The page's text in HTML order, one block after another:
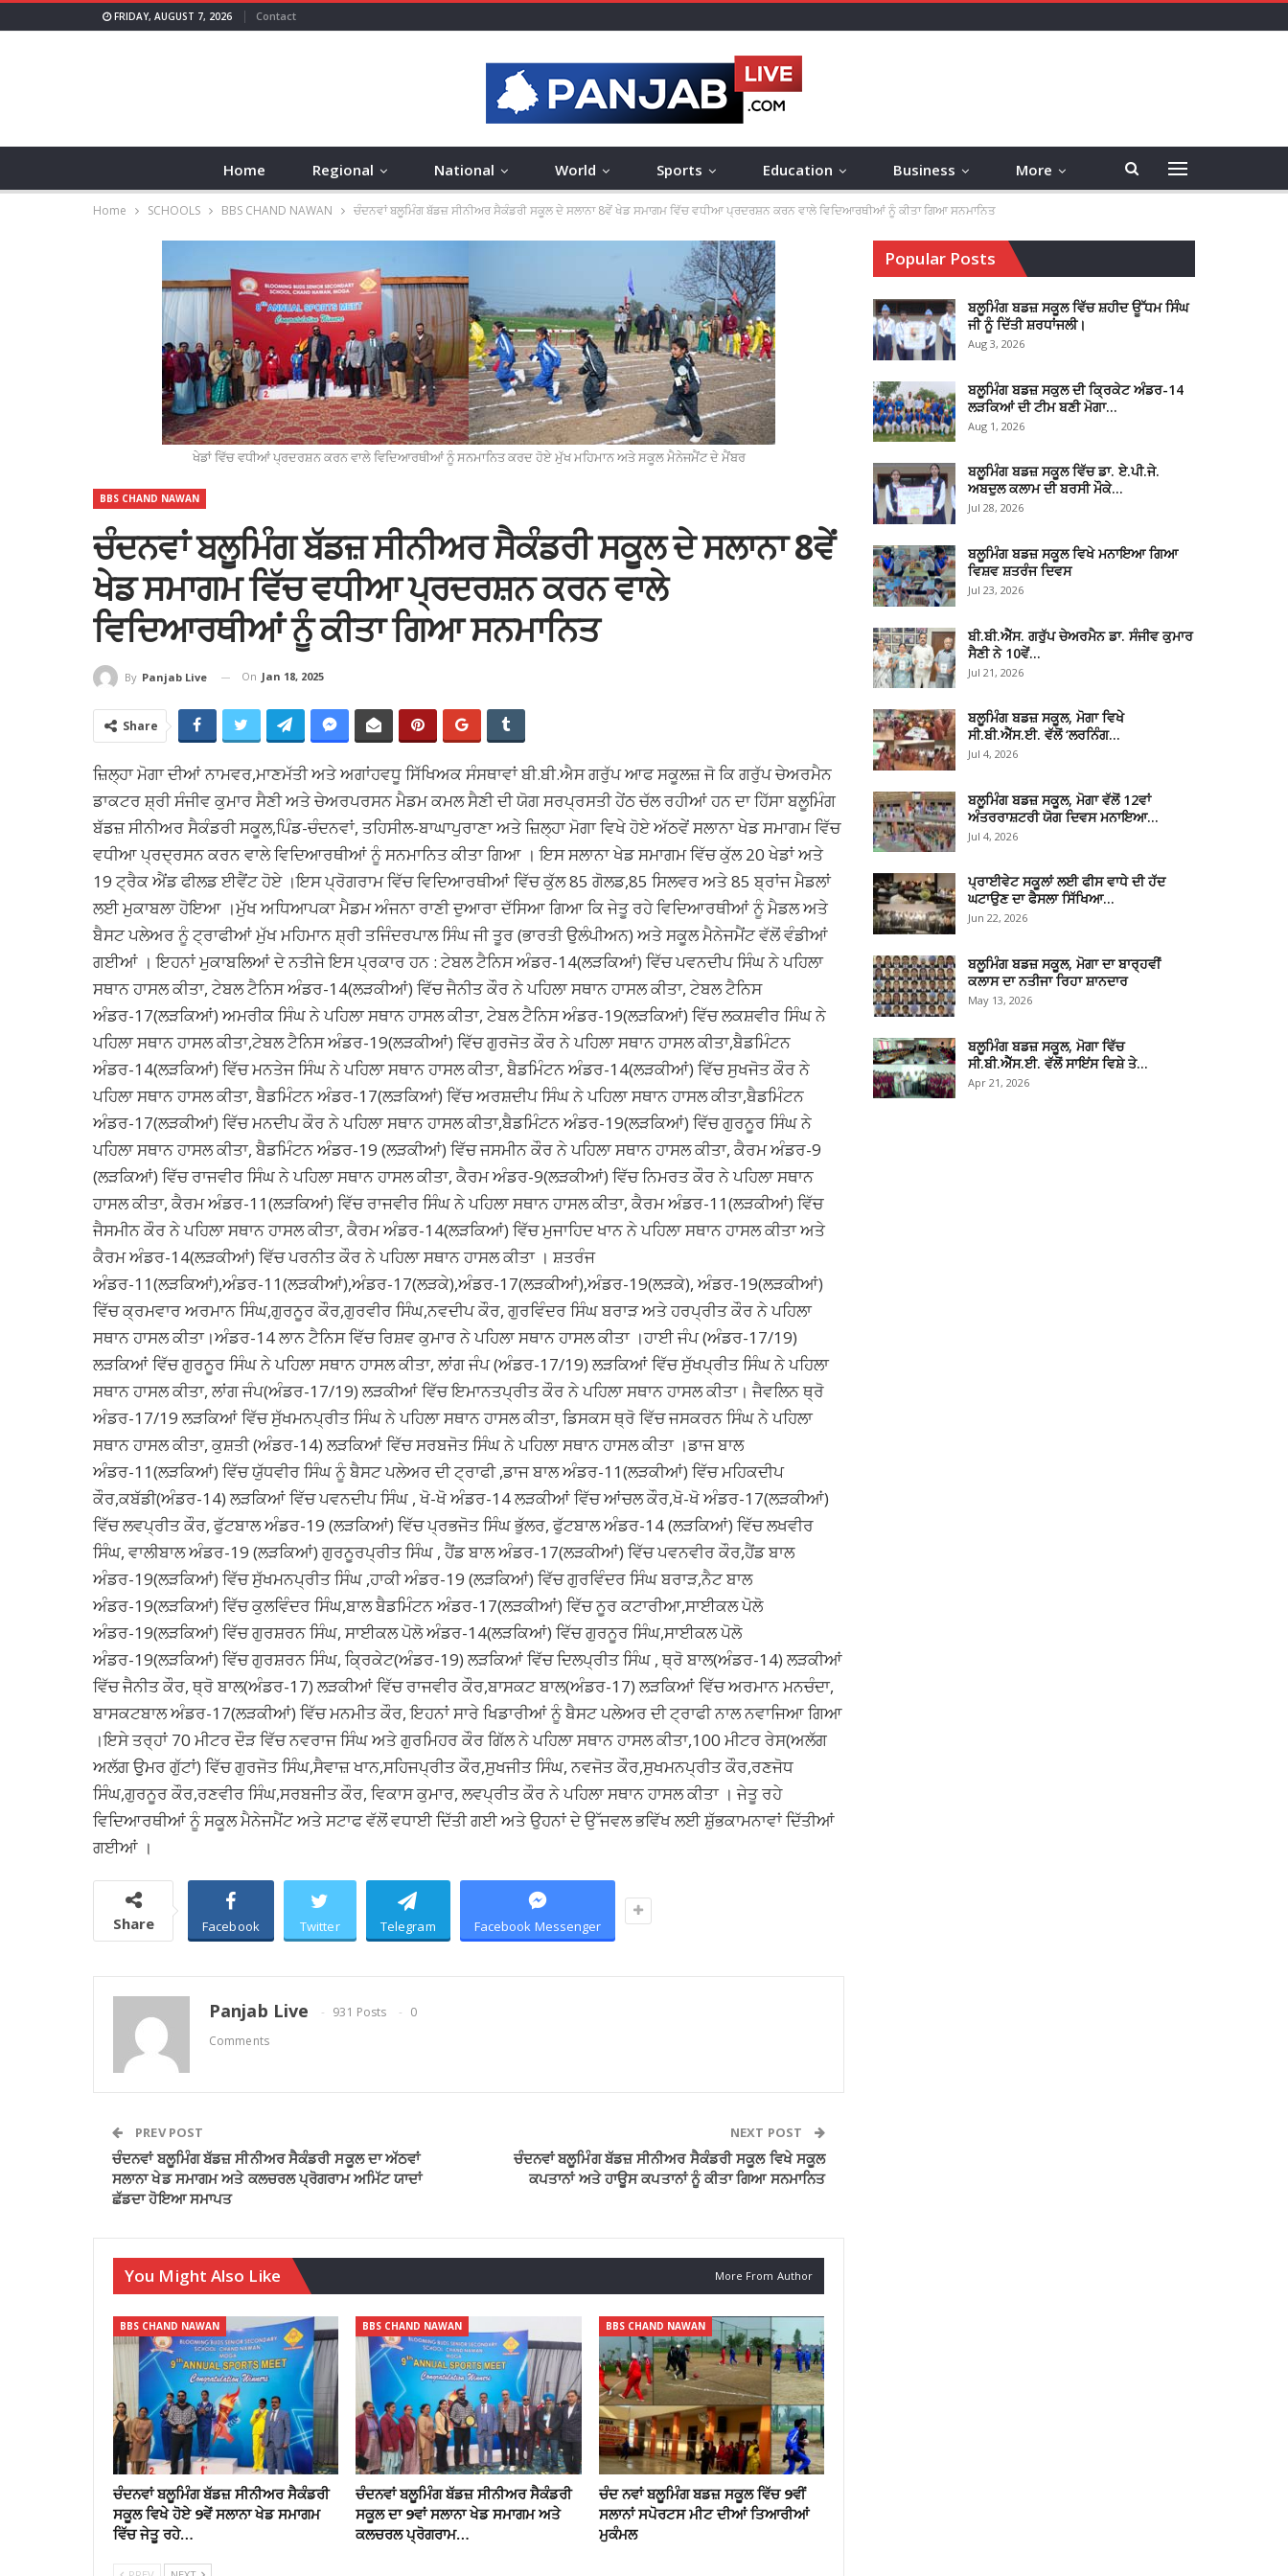
FRIDAY, AUGUST 7, 2026 Contact
Home Regional National World Sports Education Business More
Home SCHOOLS BBS CHAND NAWAN ਚੰਦਨਵਾਂ ਬਲੂਮਿੰਗ ਬੱਡਜ਼ ਸੀਨੀਅਰ ਸੈਕੰਡਰੀ ਸਕੂਲ ਦੇ ਸਲਾਨਾ 8ਵੇਂ ਖੇਡ ਸਮਾਗਮ ਵਿੱਚ ਵਧੀਆ ਪ੍ਰਦਰਸ਼ਨ ਕਰਨ ਵਾਲੇ ਵਿਦਿਆਰਥੀਆਂ ਨੂੰ ਕੀਤਾ ਗਿਆ ਸਨਮਾਨਿਤ
ਖੇਡਾਂ ਵਿੱਚ ਵਧੀਆਂ ਪ੍ਰਦਰਸ਼ਨ ਕਰਨ ਵਾਲੇ ਵਿਦਿਆਰਥੀਆਂ ਨੂੰ ਸਨਮਾਨਿਤ ਕਰਦ ਹੋਏ ਮੁੱਖ ਮਹਿਮਾਨ ਅਤੇ ਸਕੂਲ ਮੈਨੇਜਮੈਂਟ ਦੇ ਮੈਂਬਰ
BBS CHAND NAWAN
ਚੰਦਨਵਾਂ ਬਲੂਮਿੰਗ ਬੱਡਜ਼ ਸੀਨੀਅਰ ਸੈਕੰਡਰੀ ਸਕੂਲ ਦੇ ਸਲਾਨਾ 8ਵੇਂ
ਖੇਡ ਸਮਾਗਮ ਵਿੱਚ ਵਧੀਆ ਪ੍ਰਦਰਸ਼ਨ ਕਰਨ ਵਾਲੇ
ਵਿਦਿਆਰਥੀਆਂ ਨੂੰ ਕੀਤਾ ਗਿਆ ਸਨਮਾਨਿਤ
By Panjab Live On Jan 18, 2025
Share
ਜ਼ਿਲ੍ਹਾ ਮੋਗਾ ਦੀਆਂ ਨਾਮਵਰ,ਮਾਣਮੱਤੀ ਅਤੇ ਅਗਾਂਹਵਧੂ ਸਿੱਖਿਅਕ ਸੰਸਥਾਵਾਂ ਬੀ.ਬੀ.ਐਸ ਗਰੁੱਪ ਆਫ ਸਕੂਲਜ਼ ਜੋ ਕਿ ਗਰੁੱਪ ਚੇਅਰਮੈਨ
ਡਾਕਟਰ ਸ਼੍ਰੀ ਸੰਜੀਵ ਕੁਮਾਰ ਸੈਣੀ ਅਤੇ ਚੇਅਰਪਰਸਨ ਮੈਡਮ ਕਮਲ ਸੈਣੀ ਦੀ ਯੋਗ ਸਰਪ੍ਰਸਤੀ ਹੇਂਠ ਚੱਲ ਰਹੀਆਂ ਹਨ ਦਾ ਹਿੱਸਾ ਬਲੂਮਿੰਗ
ਬੱਡਜ਼ ਸੀਨੀਅਰ ਸੈਕੰਡਰੀ ਸਕੂਲ,ਪਿੰਡ-ਚੰਦਨਵਾਂ, ਤਹਿਸੀਲ-ਬਾਘਾਪੁਰਾਣਾ ਅਤੇ ਜ਼ਿਲ੍ਹਾ ਮੋਗਾ ਵਿਖੇ ਹੋਏ ਅੱਠਵੇਂ ਸਲਾਨਾ ਖੇਡ ਸਮਾਗਮ ਵਿੱਚ
ਵਧੀਆ ਪ੍ਰਦ੍ਰਸਨ ਕਰਨ ਵਾਲੇ ਵਿਦਿਆਰਥੀਆਂ ਨੂੰ ਸਨਮਾਨਿਤ ਕੀਤਾ ਗਿਆ । ਇਸ ਸਲਾਨਾ ਖੇਡ ਸਮਾਗਮ ਵਿੱਚ ਕੁੱਲ 20 ਖੇਡਾਂ ਅਤੇ
19 ਟ੍ਰੈਕ ਐਂਡ ਫੀਲਡ ਈਵੈਂਟ ਹੋਏ ।ਇਸ ਪ੍ਰੋਗਰਾਮ ਵਿੱਚ ਵਿਦਿਆਰਥੀਆਂ ਵਿੱਚ ਕੁੱਲ 85 ਗੋਲਡ,85 ਸਿਲਵਰ ਅਤੇ 85 ਬ੍ਰਾਂਜ ਮੈਡਲਾਂ
ਲਈ ਮੁਕਾਬਲਾ ਹੋਇਆ ।ਮੁੱਖ ਅਧਿਆਪਕਾ ਮੈਡਮ ਅੰਜਨਾ ਰਾਣੀ ਦੁਆਰਾ ਦੱਸਿਆ ਗਿਆ ਕਿ ਜੇਤੂ ਰਹੇ ਵਿਦਿਆਰਥੀਆਂ ਨੂੰ ਮੈਡਲ ਅਤੇ
ਬੈਸਟ ਪਲੇਅਰ ਨੂੰ ਟ੍ਰਾਫੀਆਂ ਮੁੱਖ ਮਹਿਮਾਨ ਸ਼੍ਰੀ ਤਜਿੰਦਰਪਾਲ ਸਿੰਘ ਜੀ ਤੂਰ (ਭਾਰਤੀ ਉਲੰਪੀਅਨ) ਅਤੇ ਸਕੂਲ ਮੈਨੇਜਮੈਂਟ ਵੱਲੋਂ ਵੰਡੀਆਂ
ਗਈਆਂ । ਇਹਨਾਂ ਮੁਕਾਬਲਿਆਂ ਦੇ ਨਤੀਜੇ ਇਸ ਪ੍ਰਕਾਰ ਹਨ : ਟੇਬਲ ਟੈਨਿਸ ਅੰਡਰ-14(ਲੜਕਿਆਂ) ਵਿੱਚ ਪਵਨਦੀਪ ਸਿੰਘ ਨੇ ਪਹਿਲਾ
ਸਥਾਨ ਹਾਸਲ ਕੀਤਾ, ਟੇਬਲ ਟੈਨਿਸ ਅੰਡਰ-14(ਲੜਕੀਆਂ) ਵਿੱਚ ਜੈਨੀਤ ਕੌਰ ਨੇ ਪਹਿਲਾ ਸਥਾਨ ਹਾਸਲ ਕੀਤਾ, ਟੇਬਲ ਟੈਨਿਸ
ਅੰਡਰ-17(ਲੜਕਿਆਂ) ਅਮਰੀਕ ਸਿੰਘ ਨੇ ਪਹਿਲਾ ਸਥਾਨ ਹਾਸਲ ਕੀਤਾ, ਟੇਬਲ ਟੈਨਿਸ ਅੰਡਰ-19(ਲੜਕਿਆਂ) ਵਿੱਚ ਲਕਸ਼ਵੀਰ ਸਿੰਘ ਨੇ
ਪਹਿਲਾ ਸਥਾਨ ਹਾਸਲ ਕੀਤਾ,ਟੇਬਲ ਟੈਨਿਸ ਅੰਡਰ-19(ਲੜਕੀਆਂ) ਵਿੱਚ ਗੁਰਜੋਤ ਕੌਰ ਨੇ ਪਹਿਲਾ ਸਥਾਨ ਹਾਸਲ ਕੀਤਾ,ਬੈਡਮਿੰਟਨ
ਅੰਡਰ-14(ਲੜਕਿਆਂ) ਵਿੱਚ ਮਨਤੇਜ ਸਿੰਘ ਨੇ ਪਹਿਲਾ ਸਥਾਨ ਹਾਸਲ ਕੀਤਾ, ਬੈਡਮਿੰਟਨ ਅੰਡਰ-14(ਲੜਕੀਆਂ) ਵਿੱਚ ਸੁਖਜੋਤ ਕੌਰ ਨੇ
ਪਹਿਲਾ ਸਥਾਨ ਹਾਸਲ ਕੀਤਾ, ਬੈਡਮਿੰਟਨ ਅੰਡਰ-17(ਲੜਕਿਆਂ) ਵਿੱਚ ਅਰਸ਼ਦੀਪ ਸਿੰਘ ਨੇ ਪਹਿਲਾ ਸਥਾਨ ਹਾਸਲ ਕੀਤਾ,ਬੈਡਮਿੰਟਨ
ਅੰਡਰ-17(ਲੜਕੀਆਂ) ਵਿੱਚ ਮਨਦੀਪ ਕੌਰ ਨੇ ਪਹਿਲਾ ਸਥਾਨ ਹਾਸਲ ਕੀਤਾ,ਬੈਡਮਿੰਟਨ ਅੰਡਰ-19(ਲੜਕਿਆਂ) ਵਿੱਚ ਗੁਰਨੂਰ ਸਿੰਘ ਨੇ
ਪਹਿਲਾ ਸਥਾਨ ਹਾਸਲ ਕੀਤਾ, ਬੈਡਮਿੰਟਨ ਅੰਡਰ-19 (ਲੜਕੀਆਂ) ਵਿੱਚ ਜਸਮੀਨ ਕੌਰ ਨੇ ਪਹਿਲਾ ਸਥਾਨ ਹਾਸਲ ਕੀਤਾ, ਕੈਰਮ ਅੰਡਰ-9
(ਲੜਕਿਆਂ) ਵਿੱਚ ਰਾਜਵੀਰ ਸਿੰਘ ਨੇ ਪਹਿਲਾ ਸਥਾਨ ਹਾਸਲ ਕੀਤਾ, ਕੈਰਮ ਅੰਡਰ-9(ਲੜਕੀਆਂ) ਵਿੱਚ ਨਿਮਰਤ ਕੌਰ ਨੇ ਪਹਿਲਾ ਸਥਾਨ
ਹਾਸਲ ਕੀਤਾ, ਕੈਰਮ ਅੰਡਰ-11(ਲੜਕਿਆਂ) ਵਿੱਚ ਰਾਜਵੀਰ ਸਿੰਘ ਨੇ ਪਹਿਲਾ ਸਥਾਨ ਹਾਸਲ ਕੀਤਾ, ਕੈਰਮ ਅੰਡਰ-11(ਲੜਕੀਆਂ) ਵਿੱਚ
ਜੈਸਮੀਨ ਕੌਰ ਨੇ ਪਹਿਲਾ ਸਥਾਨ ਹਾਸਲ ਕੀਤਾ, ਕੈਰਮ ਅੰਡਰ-14(ਲੜਕਿਆਂ) ਵਿੱਚ ਮੁਜਾਹਿਦ ਖਾਨ ਨੇ ਪਹਿਲਾ ਸਥਾਨ ਹਾਸਲ ਕੀਤਾ ਅਤੇ
ਕੈਰਮ ਅੰਡਰ-14(ਲੜਕੀਆਂ) ਵਿੱਚ ਪਰਨੀਤ ਕੌਰ ਨੇ ਪਹਿਲਾ ਸਥਾਨ ਹਾਸਲ ਕੀਤਾ । ਸ਼ਤਰੰਜ
ਅੰਡਰ-11(ਲੜਕਿਆਂ),ਅੰਡਰ-11(ਲੜਕੀਆਂ),ਅੰਡਰ-17(ਲੜਕੇ),ਅੰਡਰ-17(ਲੜਕੀਆਂ),ਅੰਡਰ-19(ਲੜਕੇ), ਅੰਡਰ-19(ਲੜਕੀਆਂ)
ਵਿੱਚ ਕ੍ਰਮਵਾਰ ਅਰਮਾਨ ਸਿੰਘ,ਗੁਰਨੂਰ ਕੌਰ,ਗੁਰਵੀਰ ਸਿੰਘ,ਨਵਦੀਪ ਕੌਰ, ਗੁਰਵਿੰਦਰ ਸਿੰਘ ਬਰਾੜ ਅਤੇ ਹਰਪ੍ਰੀਤ ਕੌਰ ਨੇ ਪਹਿਲਾ
ਸਥਾਨ ਹਾਸਲ ਕੀਤਾ।ਅੰਡਰ-14 ਲਾਨ ਟੈਨਿਸ ਵਿੱਚ ਰਿਸ਼ਵ ਕੁਮਾਰ ਨੇ ਪਹਿਲਾ ਸਥਾਨ ਹਾਸਲ ਕੀਤਾ ।ਹਾਈ ਜੰਪ (ਅੰਡਰ-17/19)
ਲੜਕਿਆਂ ਵਿੱਚ ਗੁਰਨੂਰ ਸਿੰਘ ਨੇ ਪਹਿਲਾ ਸਥਾਨ ਹਾਸਲ ਕੀਤਾ, ਲਾਂਗ ਜੰਪ (ਅੰਡਰ-17/19) ਲੜਕਿਆਂ ਵਿੱਚ ਸੁੱਖਪ੍ਰੀਤ ਸਿੰਘ ਨੇ ਪਹਿਲਾ
ਸਥਾਨ ਹਾਸਲ ਕੀਤਾ, ਲਾਂਗ ਜੰਪ(ਅੰਡਰ-17/19) ਲੜਕੀਆਂ ਵਿੱਚ ਇਮਾਨਤਪ੍ਰੀਤ ਕੌਰ ਨੇ ਪਹਿਲਾ ਸਥਾਨ ਹਾਸਲ ਕੀਤਾ। ਜੈਵਲਿਨ ਥ੍ਰੋ
ਅੰਡਰ-17/19 ਲੜਕਿਆਂ ਵਿੱਚ ਸੁੱਖਮਨਪ੍ਰੀਤ ਸਿੰਘ ਨੇ ਪਹਿਲਾ ਸਥਾਨ ਹਾਸਲ ਕੀਤਾ, ਡਿਸਕਸ ਥ੍ਰੋ ਵਿੱਚ ਜਸਕਰਨ ਸਿੰਘ ਨੇ ਪਹਿਲਾ
ਸਥਾਨ ਹਾਸਲ ਕੀਤਾ, ਕੁਸ਼ਤੀ (ਅੰਡਰ-14) ਲੜਕਿਆਂ ਵਿੱਚ ਸਰਬਜੋਤ ਸਿੰਘ ਨੇ ਪਹਿਲਾ ਸਥਾਨ ਹਾਸਲ ਕੀਤਾ ।ਡਾਜ ਬਾਲ
ਅੰਡਰ-11(ਲੜਕਿਆਂ) ਵਿੱਚ ਯੁੱਧਵੀਰ ਸਿੰਘ ਨੂੰ ਬੈਸਟ ਪਲੇਅਰ ਦੀ ਟ੍ਰਾਫੀ ,ਡਾਜ ਬਾਲ ਅੰਡਰ-11(ਲੜਕੀਆਂ) ਵਿੱਚ ਮਹਿਕਦੀਪ
ਕੌਰ,ਕਬੱਡੀ(ਅੰਡਰ-14) ਲੜਕਿਆਂ ਵਿੱਚ ਪਵਨਦੀਪ ਸਿੰਘ , ਖੋ-ਖੋ ਅੰਡਰ-14 ਲੜਕੀਆਂ ਵਿੱਚ ਆਂਚਲ ਕੌਰ,ਖੋ-ਖੋ ਅੰਡਰ-17(ਲੜਕੀਆਂ)
ਵਿੱਚ ਲਵਪ੍ਰੀਤ ਕੌਰ, ਫੁੱਟਬਾਲ ਅੰਡਰ-19 (ਲੜਕਿਆਂ) ਵਿੱਚ ਪ੍ਰਭਜੋਤ ਸਿੰਘ ਭੁੱਲਰ, ਫੁੱਟਬਾਲ ਅੰਡਰ-14 (ਲੜਕਿਆਂ) ਵਿੱਚ ਲਖਵੀਰ
ਸਿੰਘ, ਵਾਲੀਬਾਲ ਅੰਡਰ-19 (ਲੜਕਿਆਂ) ਗੁਰਨੂਰਪ੍ਰੀਤ ਸਿੰਘ , ਹੈਂਡ ਬਾਲ ਅੰਡਰ-17(ਲੜਕੀਆਂ) ਵਿੱਚ ਪਵਨਵੀਰ ਕੌਰ,ਹੈਂਡ ਬਾਲ
ਅੰਡਰ-19(ਲੜਕਿਆਂ) ਵਿੱਚ ਸੁੱਖਮਨਪ੍ਰੀਤ ਸਿੰਘ ,ਹਾਕੀ ਅੰਡਰ-19 (ਲੜਕਿਆਂ) ਵਿੱਚ ਗੁਰਵਿੰਦਰ ਸਿੰਘ ਬਰਾੜ,ਨੈਟ ਬਾਲ
ਅੰਡਰ-19(ਲੜਕਿਆਂ) ਵਿੱਚ ਕੁਲਵਿੰਦਰ ਸਿੰਘ,ਬਾਲ ਬੈਡਮਿੰਟਨ ਅੰਡਰ-17(ਲੜਕੀਆਂ) ਵਿੱਚ ਨੂਰ ਕਟਾਰੀਆ,ਸਾਈਕਲ ਪੋਲੋ
ਅੰਡਰ-19(ਲੜਕਿਆਂ) ਵਿੱਚ ਗੁਰਸ਼ਰਨ ਸਿੰਘ, ਸਾਈਕਲ ਪੋਲੋ ਅੰਡਰ-14(ਲੜਕਿਆਂ) ਵਿੱਚ ਗੁਰਨੂਰ ਸਿੰਘ,ਸਾਈਕਲ ਪੋਲੋ
ਅੰਡਰ-19(ਲੜਕਿਆਂ) ਵਿੱਚ ਗੁਰਸ਼ਰਨ ਸਿੰਘ, ਕ੍ਰਿਕੇਟ(ਅੰਡਰ-19) ਲੜਕਿਆਂ ਵਿੱਚ ਦਿਲਪ੍ਰੀਤ ਸਿੰਘ , ਥ੍ਰੋ ਬਾਲ(ਅੰਡਰ-14) ਲੜਕੀਆਂ
ਵਿੱਚ ਜੈਨੀਤ ਕੌਰ, ਥ੍ਰੋ ਬਾਲ(ਅੰਡਰ-17) ਲੜਕੀਆਂ ਵਿੱਚ ਰਾਜਵੀਰ ਕੌਰ,ਬਾਸਕਟ ਬਾਲ(ਅੰਡਰ-17) ਲੜਕਿਆਂ ਵਿੱਚ ਅਰਮਾਨ ਮਨਚੰਦਾ,
ਬਾਸਕਟਬਾਲ ਅੰਡਰ-17(ਲੜਕੀਆਂ) ਵਿੱਚ ਮਨਮੀਤ ਕੌਰ, ਇਹਨਾਂ ਸਾਰੇ ਖਿਡਾਰੀਆਂ ਨੂੰ ਬੈਸਟ ਪਲੇਅਰ ਦੀ ਟ੍ਰਾਫੀ ਨਾਲ ਨਵਾਜਿਆ ਗਿਆ
।ਇਸੇ ਤਰ੍ਹਾਂ 70 ਮੀਟਰ ਦੌੜ ਵਿੱਚ ਨਵਰਾਜ ਸਿੰਘ ਅਤੇ ਗੁਰਮਿਹਰ ਕੌਰ ਗਿੱਲ ਨੇ ਪਹਿਲਾ ਸਥਾਨ ਹਾਸਲ ਕੀਤਾ,100 ਮੀਟਰ ਰੇਸ(ਅਲੱਗ
ਅਲੱਗ ਉੁਮਰ ਗੁੱਟਾਂ) ਵਿੱਚ ਗੁਰਜੋਤ ਸਿੰਘ,ਸੈਵਾਜ਼ ਖਾਨ,ਸਹਿਜਪ੍ਰੀਤ ਕੌਰ,ਸੁਖਜੀਤ ਸਿੰਘ, ਨਵਜੋਤ ਕੌਰ,ਸੁਖਮਨਪ੍ਰੀਤ ਕੌਰ,ਰਣਜੋਧ
ਸਿੰਘ,ਗੁਰਨੂਰ ਕੌਰ,ਰਣਵੀਰ ਸਿੰਘ,ਸਰਬਜੀਤ ਕੌਰ, ਵਿਕਾਸ ਕੁਮਾਰ, ਲਵਪ੍ਰੀਤ ਕੌਰ ਨੇ ਪਹਿਲਾ ਸਥਾਨ ਹਾਸਲ ਕੀਤਾ । ਜੇਤੂ ਰਹੇ
ਵਿਦਿਆਰਥੀਆਂ ਨੂੰ ਸਕੂਲ ਮੈਨੇਜਮੈਂਟ ਅਤੇ ਸਟਾਫ ਵੱਲੋਂ ਵਧਾਈ ਦਿੱਤੀ ਗਈ ਅਤੇ ਉਹਨਾਂ ਦੇ ਉੱਜਵਲ ਭਵਿੱਖ ਲਈ ਸ਼ੁੱਭਕਾਮਨਾਵਾਂ ਦਿੱਤੀਆਂ
ਗਈਆਂ ।
Share Facebook Twitter Telegram Facebook Messenger
Panjab Live 931 Posts
0
Comments
PREV POST
ਚੰਦਨਵਾਂ ਬਲੂਮਿੰਗ ਬੱਡਜ਼ ਸੀਨੀਅਰ ਸੈਕੰਡਰੀ ਸਕੂਲ ਦਾ ਅੱਠਵਾਂ
ਸਲਾਨਾ ਖੇਡ ਸਮਾਗਮ ਅਤੇ ਕਲਚਰਲ ਪ੍ਰੋਗਰਾਮ ਅਮਿੱਟ ਯਾਦਾਂ
ਛੱਡਦਾ ਹੋਇਆ ਸਮਾਪਤ
NEXT POST
ਚੰਦਨਵਾਂ ਬਲੂਮਿੰਗ ਬੱਡਜ਼ ਸੀਨੀਅਰ ਸੈਕੰਡਰੀ ਸਕੂਲ ਵਿਖੇ ਸਕੂਲ
ਕਪਤਾਨਾਂ ਅਤੇ ਹਾਊਸ ਕਪਤਾਨਾਂ ਨੂੰ ਕੀਤਾ ਗਿਆ ਸਨਮਾਨਿਤ
You Might Also Like More From Author
BBS CHAND NAWAN
ਚੰਦਨਵਾਂ ਬਲੂਮਿੰਗ ਬੱਡਜ਼ ਸੀਨੀਅਰ ਸੈਕੰਡਰੀ
ਸਕੂਲ ਵਿਖੇ ਹੋਏ 9ਵੇਂ ਸਲਾਨਾ ਖੇਡ ਸਮਾਗਮ
ਵਿੱਚ ਜੇਤੂ ਰਹੇ…
BBS CHAND NAWAN
ਚੰਦਨਵਾਂ ਬਲੂਮਿੰਗ ਬੱਡਜ਼ ਸੀਨੀਅਰ ਸੈਕੰਡਰੀ
ਸਕੂਲ ਦਾ 9ਵਾਂ ਸਲਾਨਾ ਖੇਡ ਸਮਾਗਮ ਅਤੇ
ਕਲਚਰਲ ਪ੍ਰੋਗਰਾਮ…
BBS CHAND NAWAN
ਚੰਦ ਨਵਾਂ ਬਲੂਮਿੰਗ ਬਡਜ਼ ਸਕੂਲ ਵਿੱਚ 9ਵੀਂ
ਸਲਾਨਾਂ ਸਪੋਰਟਸ ਮੀਟ ਦੀਆਂ ਤਿਆਰੀਆਂ
ਮੁਕੰਮਲ
Popular Posts
ਬਲੂਮਿੰਗ ਬਡਜ਼ ਸਕੂਲ ਵਿੱਚ ਸ਼ਹੀਦ ਊੱਧਮ ਸਿੰਘ
ਜੀ ਨੂੰ ਦਿੱਤੀ ਸ਼ਰਧਾਂਜਲੀ।
Aug 3, 2026
ਬਲੂਮਿੰਗ ਬਡਜ਼ ਸਕੁਲ ਦੀ ਕ੍ਰਿਕੇਟ ਅੰਡਰ-14
ਲੜਕਿਆਂ ਦੀ ਟੀਮ ਬਣੀ ਮੋਗਾ…
Aug 1, 2026
ਬਲੂਮਿੰਗ ਬਡਜ਼ ਸਕੂਲ ਵਿੱਚ ਡਾ. ਏ.ਪੀ.ਜੇ.
ਅਬਦੁਲ ਕਲਾਮ ਦੀ ਬਰਸੀ ਮੌਕੇ…
Jul 28, 2026
ਬਲੂਮਿੰਗ ਬਡਜ਼ ਸਕੂਲ ਵਿਖੇ ਮਨਾਇਆ ਗਿਆ
ਵਿਸ਼ਵ ਸ਼ਤਰੰਜ ਦਿਵਸ
Jul 23, 2026
ਬੀ.ਬੀ.ਐੱਸ. ਗਰੁੱਪ ਚੇਅਰਮੈਨ ਡਾ. ਸੰਜੀਵ ਕੁਮਾਰ
ਸੈਣੀ ਨੇ 10ਵੇਂ…
Jul 21, 2026
ਬਲੂਮਿੰਗ ਬਡਜ਼ ਸਕੂਲ, ਮੋਗਾ ਵਿਖੇ
ਸੀ.ਬੀ.ਐੱਸ.ਈ. ਵੱਲੋਂ ‘ਲਰਨਿੰਗ…
Jul 4, 2026
ਬਲੂਮਿੰਗ ਬਡਜ਼ ਸਕੂਲ, ਮੋਗਾ ਵੱਲੋਂ 12ਵਾਂ
ਅੰਤਰਰਾਸ਼ਟਰੀ ਯੋਗ ਦਿਵਸ ਮਨਾਇਆ…
Jul 4, 2026
ਪ੍ਰਾਈਵੇਟ ਸਕੂਲਾਂ ਲਈ ਫੀਸ ਵਾਧੇ ਦੀ ਹੱਦ
ਘਟਾਉਣ ਦਾ ਫੈਸਲਾ ਸਿੱਖਿਆ…
Jun 22, 2026
ਬਲੂਮਿੰਗ ਬਡਜ਼ ਸਕੂਲ, ਮੋਗਾ ਦਾ ਬਾਰ੍ਹਵੀਂ
ਕਲਾਸ ਦਾ ਨਤੀਜਾ ਰਿਹਾ ਸ਼ਾਨਦਾਰ
May 13, 2026
ਬਲੂਮਿੰਗ ਬਡਜ਼ ਸਕੂਲ, ਮੋਗਾ ਵਿੱਚ
ਸੀ.ਬੀ.ਐੱਸ.ਈ. ਵੱਲੋਂ ਸਾਇਂਸ ਵਿਸ਼ੇ ਤੇ…
Apr 21, 2026